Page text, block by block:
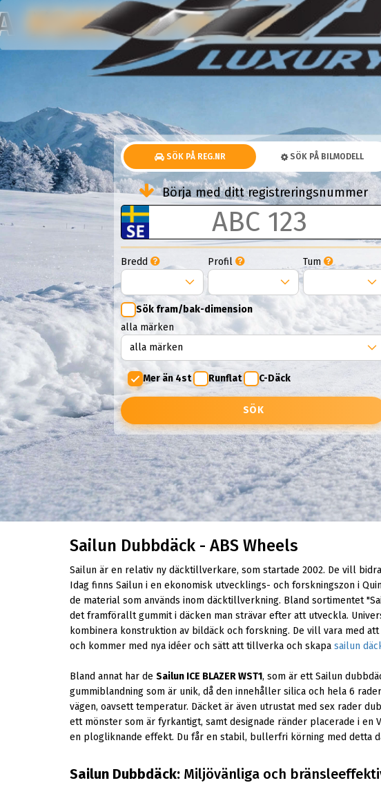
DUBBDÄCK
KOMPLETTA HJUL
SÖK PÅ REG.NR SÖK PÅ BILMODELL
Börja med ditt registreringsnummer
Bredd Profil Tum
Sök fram/bak-dimension
alla märken
Mer än 4st Runflat C-Däck
SÖK
Sailun Dubbdäck - ABS Wheels
Sailun är en relativ ny däcktillverkare, som startade 2002. De vill
Idag finns Sailun i en ekonomisk utvecklings- och forskningszon i
de material som används inom däcktillverkning. Bland sortimentet
det framförallt gummit i däcken man strävar efter att utveckla.
kombinera konstruktion av bildäck och forskning. De vill vara med
och kommer med nya idéer och sätt att tillverka och skapa sailun
Bland annat har de Sailun ICE BLAZER WST1, som är ett Sailun
gummiblandning som är unik, då den innehåller silica och hela 6
vägen, oavsett temperatur. Däcket är även utrustat med sex rader
ett mönster som är fyrkantigt, samt designade ränder placerade i
en plogliknande effekt. Du får en stabil, bullerfri körning med detta
Sailun Dubbdäck: Miljövänliga och